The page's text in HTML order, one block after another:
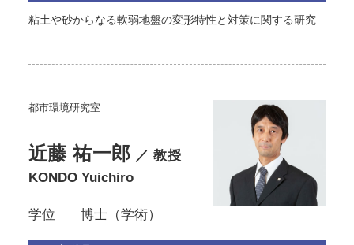
粘土や砂からなる軟弱地盤の変形特性と対策に関する研究
都市環境研究室
近藤 祐一郎 ／ 教授
KONDO Yuichiro
学位 博士（学術）